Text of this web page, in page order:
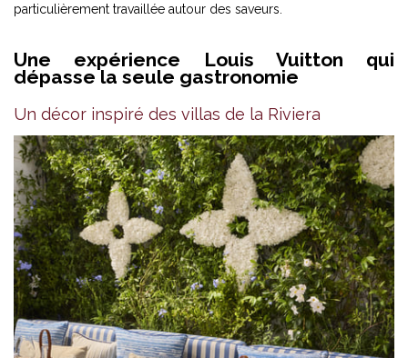
particulièrement travaillée autour des saveurs.
Une expérience Louis Vuitton qui
dépasse la seule gastronomie
Un décor inspiré des villas de la Riviera